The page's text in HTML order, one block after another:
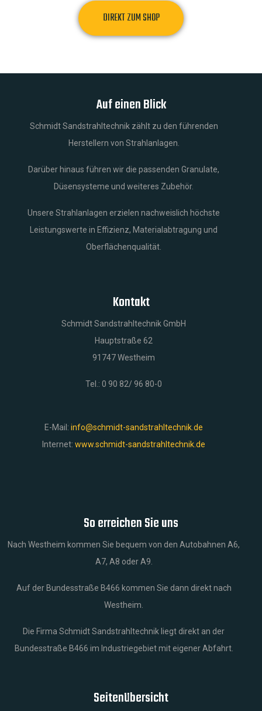
DIREKT ZUM SHOP
Auf einen Blick
Schmidt Sandstrahltechnik zählt zu den führenden
Herstellern von Strahlanlagen.
Darüber hinaus führen wir die passenden Granulate,
Düsensysteme und weiteres Zubehör.
Unsere Strahlanlagen erzielen nachweislich höchste
Leistungswerte in Effizienz, Materialabtragung und
Oberflächenqualität.
Kontakt
Schmidt Sandstrahltechnik GmbH
Hauptstraße 62
91747 Westheim
Tel.: 0 90 82/ 96 80-0
E-Mail: info@schmidt-sandstrahltechnik.de
Internet: www.schmidt-sandstrahltechnik.de
So erreichen Sie uns
Nach Westheim kommen Sie bequem von den Autobahnen A6,
A7, A8 oder A9.
Auf der Bundesstraße B466 kommen Sie dann direkt nach
Westheim.
Die Firma Schmidt Sandstrahltechnik liegt direkt an der
Bundesstraße B466 im Industriegebiet mit eigener Abfahrt.
Seitenübersicht